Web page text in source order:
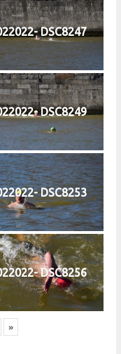
DSC8247
DSC8249
DSC8253
DSC8256
»